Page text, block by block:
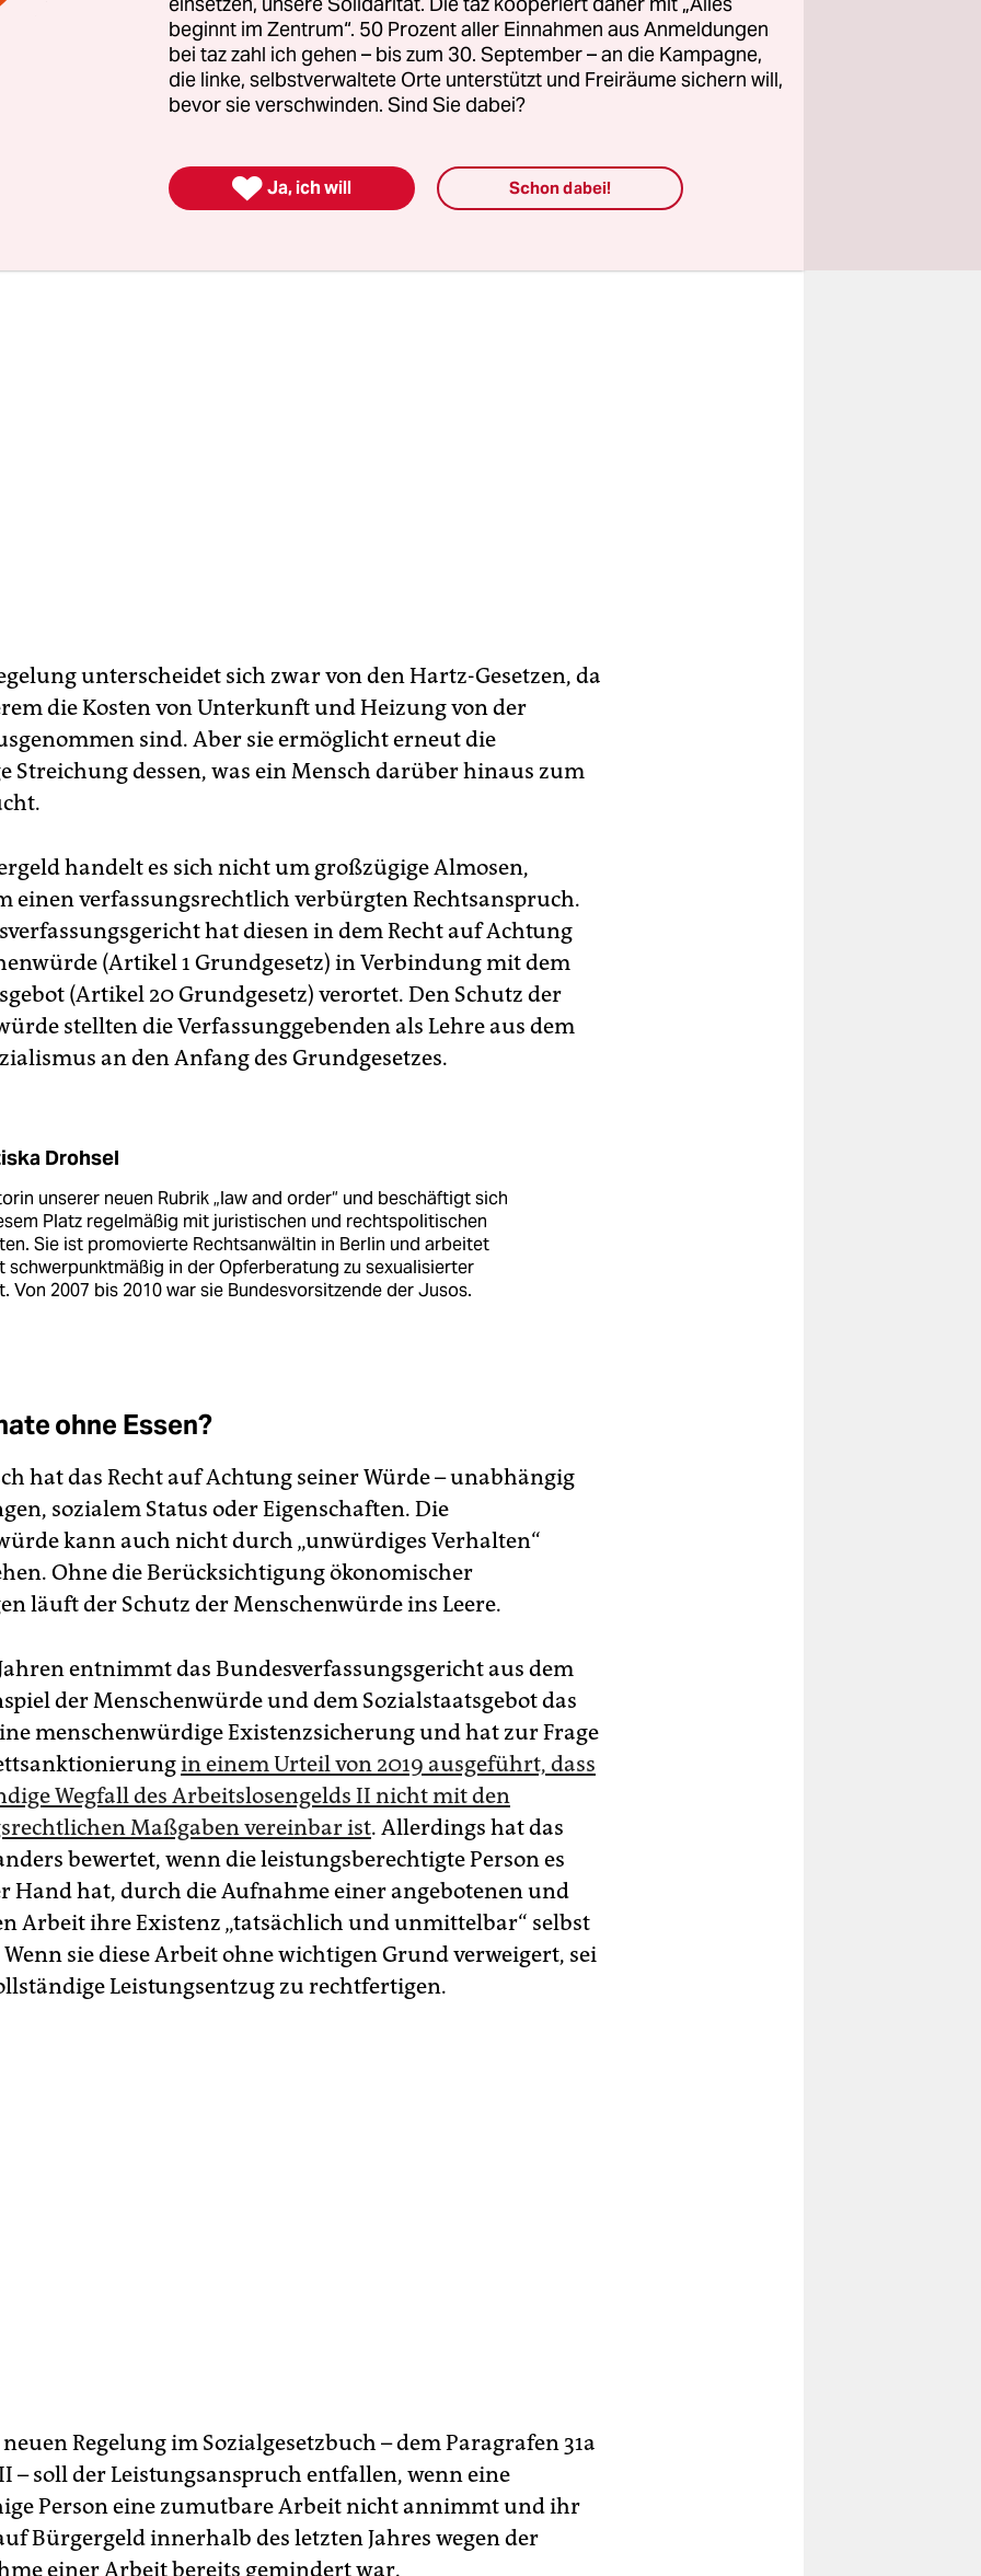
ist es, dass der Bundestag im Februar fast
die Möglichkeit einer Sanktionierung des
um 100 Prozent beschlossen hat. Schließlich hatte Rot-
des Bürgergelds diese zurückgenommen – um sie nun
unterscheidet sich zwar von den Hartz-Gesetzen, da
die Kosten von Unterkunft und Heizung von der
sind. Aber sie ermöglicht erneut die
Streichung dessen, was ein Mensch darüber hinaus zum
handelt es sich nicht um großzügige Almosen,
einen verfassungsrechtlich verbürgten Rechtsanspruch.
hat diesen in dem Recht auf Achtung
(Artikel 1 Grundgesetz) in Verbindung mit dem
(Artikel 20 Grundgesetz) verortet. Den Schutz der
stellten die Verfassunggebenden als Lehre aus dem
an den Anfang des Grundgesetzes.
Drohsel
unserer neuen Rubrik „law and order“ und beschäftigt sich
Platz regel­mäßig mit juristischen und rechts­politischen
Sie ist promovierte Rechtsanwältin in Berlin und arbeitet
schwerpunktmäßig in der Opferberatung zu sexualisierter
Von 2007 bis 2010 war sie Bundesvorsitzende der Jusos.
ohne Essen?
hat das Recht auf Achtung seiner Würde – unabhängig
sozialem Status oder Eigenschaften. Die
kann auch nicht durch „unwürdiges Verhalten“
Ohne die Berücksichtigung ökonomischer
läuft der Schutz der Menschenwürde ins Leere.
entnimmt das Bundesverfassungsgericht aus dem
der Menschenwürde und dem Sozialstaatsgebot das
menschenwürdige Existenzsicherung und hat zur Frage
in einem Urteil von 2019 ausgeführt, dass
Wegfall des Arbeitslosengelds II nicht mit den
Maßgaben vereinbar ist. Allerdings hat das
bewertet, wenn die leistungsberechtigte Person es
Hand hat, durch die Aufnahme einer angebotenen und
Arbeit ihre Existenz „tatsächlich und unmittelbar“ selbst
sie diese Arbeit ohne wichtigen Grund verweigert, sei
Leistungsentzug zu rechtfertigen.
Regelung im Sozialgesetzbuch – dem Paragrafen 31a
II – soll der Leistungsanspruch entfallen, wenn eine
Person eine zumutbare Arbeit nicht annimmt und ihr
Bürgergeld innerhalb des letzten Jahres wegen der
einer Arbeit bereits gemindert war.
beginnt im Zentrum“. 50 Prozent aller Einnahmen aus Anmeldungen
bei taz zahl ich gehen – bis zum 30. September – an die Kampagne,
die linke, selbstverwaltete Orte unterstützt und Freiräume sichern will,
bevor sie verschwinden. Sind Sie dabei?
 Ja, ich will Schon dabei!